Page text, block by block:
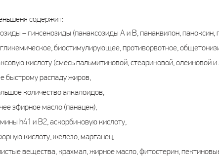
содержит:
– гинсенозиды (панаксозиды А и В, панаквилон,
биостимулирующее, противорвотное,
кислоту (смесь пальмитиновой, стеариновой, олеиновой
быстрому распаду жиров,
количество алкалоидов,
эфирное масло (панацен),
h41 и В2, аскорбиновую кислоту,
кислоту, железо, марганец,
вещества, крахмал, жирное масло, фитостерин,